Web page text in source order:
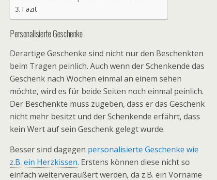
Fazit
Personalisierte Geschenke
Derartige Geschenke sind nicht nur den Beschenkten
beim Tragen peinlich. Auch wenn der Schenkende das
Geschenk nach Wochen einmal an einem sehen
möchte, wird es für beide Seiten noch einmal peinlich.
Der Beschenkte muss zugeben, dass er das Geschenk
nicht mehr besitzt und der Schenkende erfährt, dass
kein Wert auf sein Geschenk gelegt wurde.
Besser sind dagegen personalisierte Geschenke wie
z.B. ein Herzkissen. Erstens können diese nicht so
einfach weiterveräußert werden, da z.B. ein Vorname